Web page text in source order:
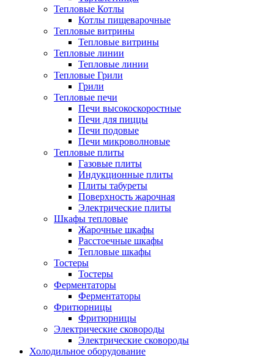
Тепловые Котлы
Котлы пищеварочные
Тепловые витрины
Тепловые витрины
Тепловые линии
Тепловые линии
Тепловые Грили
Грили
Тепловые печи
Печи высокоскоростные
Печи для пиццы
Печи подовые
Печи микроволновые
Тепловые плиты
Газовые плиты
Индукционные плиты
Плиты табуреты
Поверхность жарочная
Электрические плиты
Шкафы тепловые
Жарочные шкафы
Расстоечные шкафы
Тепловые шкафы
Тостеры
Тостеры
Ферментаторы
Ферментаторы
Фритюрницы
Фритюрницы
Электрические сковороды
Электрические сковороды
Холодильное оборудование